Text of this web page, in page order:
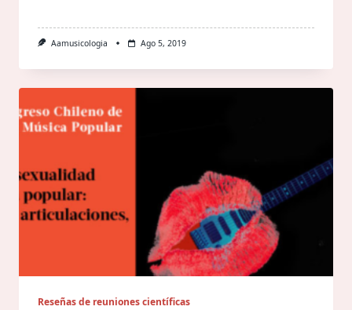
Aamusicologia Ago 5, 2019
Reseñas de reuniones científicas